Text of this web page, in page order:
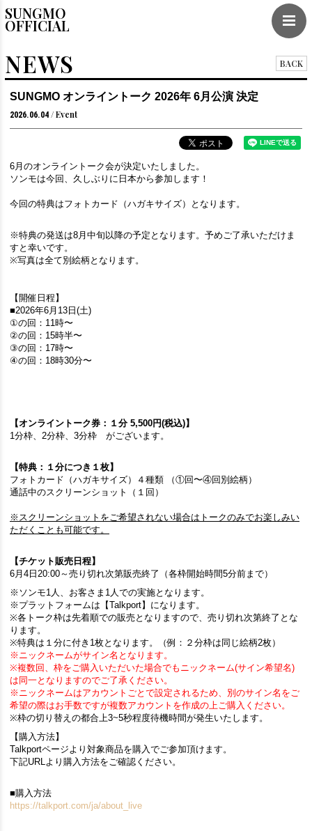
SUNGMO
OFFICIAL
NEWS BACK
SUNGMO オンライントーク 2026年 6月公演 決定
2026.06.04 Event
6月のオンライントーク会が決定いたしました。
ソンモは今回、久しぶりに日本から参加します！
今回の特典はフォトカード（ハガキサイズ）となります。
※特典の発送は8月中旬以降の予定となります。予めご了承いただけま
すと幸いです。
※写真は全て別絵柄となります。
【開催日程】
■2026年6月13日(土)
①の回：11時〜
②の回：15時半〜
③の回：17時〜
④の回：18時30分〜
【オンライントーク券：１分 5,500円(税込)】
1分枠、2分枠、3分枠 がございます。
【特典：１分につき１枚】
フォトカード（ハガキサイズ）４種類 （①回〜④回別絵柄）
通話中のスクリーンショット（１回）
※スクリーンショットをご希望されない場合はトークのみでお楽しみい
ただくことも可能です。
【チケット販売日程】
6月4日20:00～売り切れ次第販売終了（各枠開始時間5分前まで）
※ソンモ1人、お客さま1人での実施となります。
※プラットフォームは【Talkport】になります。
※各トーク枠は先着順での販売となりますので、売り切れ次第終了とな
ります。
※特典は１分に付き1枚となります。（例：２分枠は同じ絵柄2枚）
※ニックネームがサイン名となります。
※複数回、枠をご購入いただいた場合でもニックネーム(サイン希望名)
は同一となりますのでご了承ください。
※ニックネームはアカウントごとで設定されるため、別のサイン名をご
希望の際はお手数ですが複数アカウントを作成の上ご購入ください。
※枠の切り替えの都合上3~5秒程度待機時間が発生いたします。
【購入方法】
Talkportページより対象商品を購入でご参加頂けます。
下記URLより購入方法をご確認ください。
■購入方法
https://talkport.com/ja/about_live